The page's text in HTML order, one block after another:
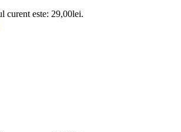
curent este: 29,00lei.